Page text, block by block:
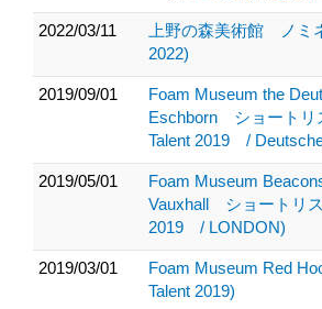
2022/03/11
上野の森美術館 ノミ
2022)
2019/09/01
Foam Museum the
Eschborn ショートリ
Talent 2019 /
2019/05/01
Foam Museum
Vauxhall ショートリ
2019 / LONDON)
2019/03/01
Foam Museum Red
Talent 2019)